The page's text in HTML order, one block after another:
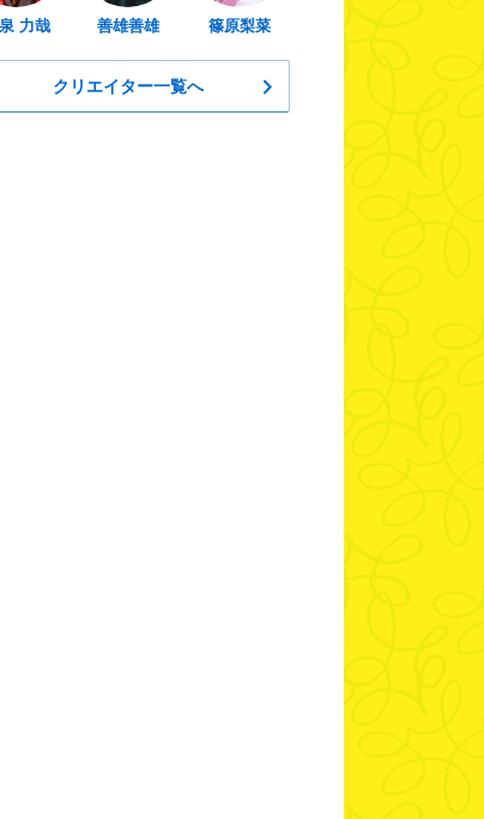
力哉 善雄善雄 篠原梨菜
クリエイター一覧へ